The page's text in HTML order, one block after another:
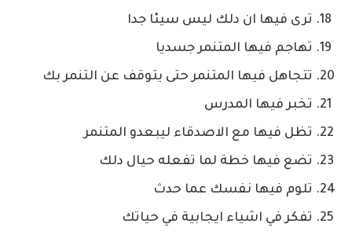
ترى فيها ان دلك ليس سيئا جدا
تهاجم فيها المتنمر جسديا
تتجاهل فيها المتنمر حتى يتوقف عن التنمر بك
تخبر فيها المدرس
تظل فيها مع الاصدقاء ليبعدو المتنمر
تضع فيها خطة لما تفعله حيال دلك
تلوم فيها نفسك عما حدث
تفكر في اشياء ايجابية في حياتك